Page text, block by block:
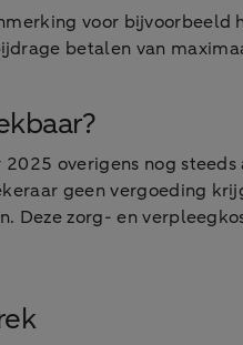
voor
betalen van
overigens nog
geen vergoeding
Deze zorg- en